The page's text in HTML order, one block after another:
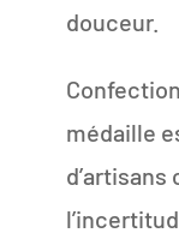
douceur.
médaille